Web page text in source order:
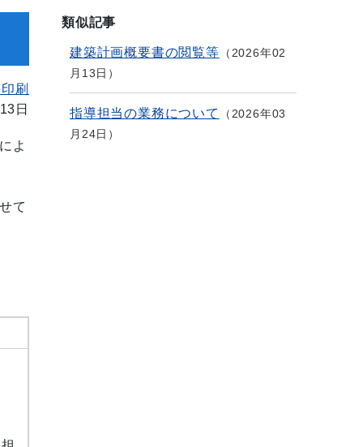
刷
日
よ
て
類似記事
建築計画概要書の閲覧等
2026年02
月13日
指導担当の業務について
2026年03
月24日